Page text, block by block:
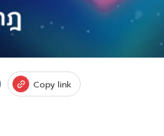
Copy link